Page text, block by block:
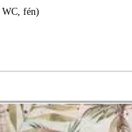
WC, fén)